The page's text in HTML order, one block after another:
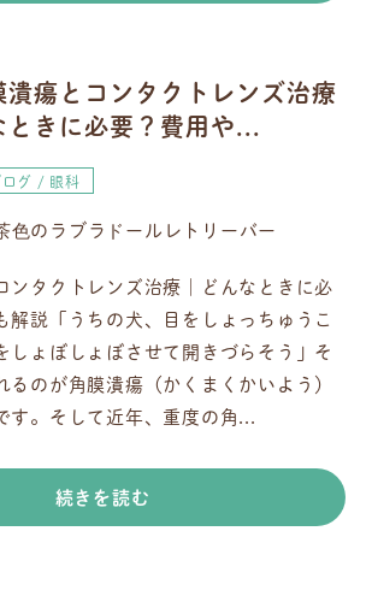
潰瘍とコンタクトレンズ治療
ときに必要？費用や...
グ 眼科
ンタクトレンズ治療｜どんなときに必
解説「うちの犬、目をしょっちゅうこ
しょぼしょぼさせて開きづらそう」そ
るのが角膜潰瘍（かくまくかいよう）
す。そして近年、重度の角...
続きを読む